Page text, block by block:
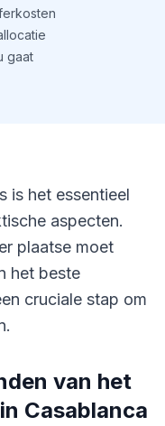
gaat
is het essentieel
aspecten.
plaatse moet
het beste
cruciale stap om
van het
Casablanca